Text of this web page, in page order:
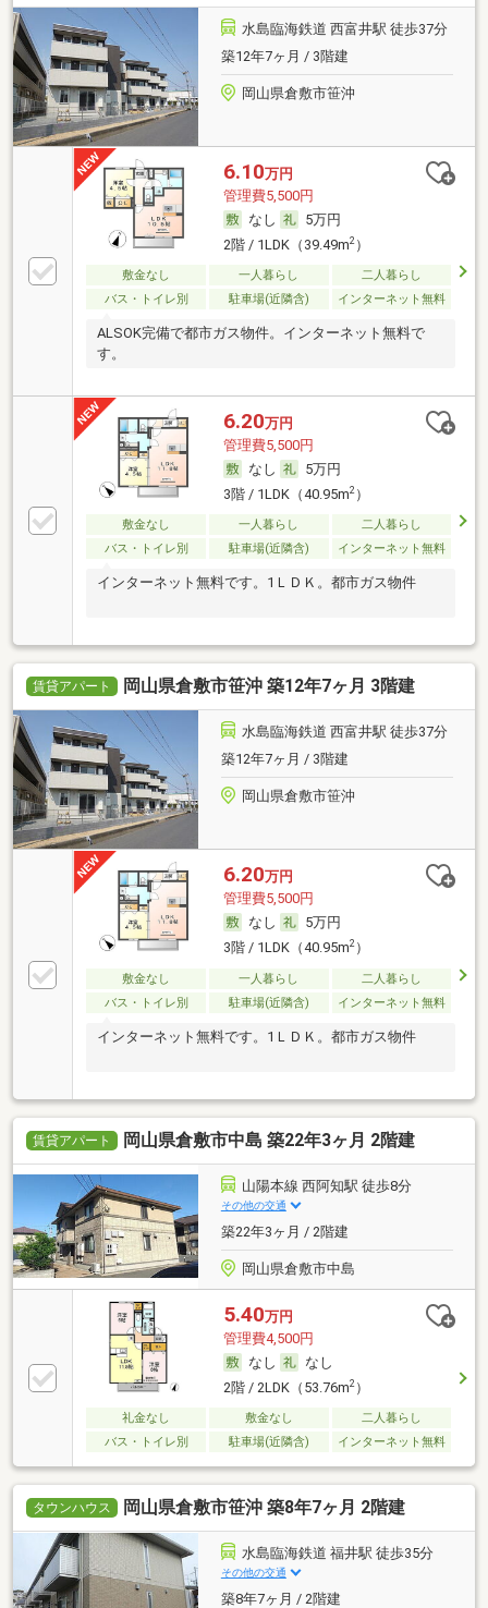
水島臨海鉄道 西富井駅 徒歩37分
築12年7ヶ月 / 3階建
岡山県倉敷市笹沖
6.10万円
管理費5,500円
なし
5万円
2階 / 1LDK（39.49m2）
敷金なし 一人暮らし
二人暮らし
バス・トイレ別
駐車場(近隣含) インターネット無料
ALSOK完備で都市ガス物件。インターネット無料で
す。
6.20万円
管理費5,500円
なし
5万円
3階 / 1LDK（40.95m2）
敷金なし 一人暮らし
二人暮らし
バス・トイレ別
駐車場(近隣含) インターネット無料
インターネット無料です。1ＬＤＫ。都市ガス物件
賃貸アパート 岡山県倉敷市笹沖 築12年7ヶ月 3階建
水島臨海鉄道 西富井駅 徒歩37分
築12年7ヶ月 / 3階建
岡山県倉敷市笹沖
6.20万円
管理費5,500円
なし
5万円
3階 / 1LDK（40.95m2）
敷金なし 一人暮らし
二人暮らし
バス・トイレ別
駐車場(近隣含) インターネット無料
インターネット無料です。1ＬＤＫ。都市ガス物件
賃貸アパート 岡山県倉敷市中島 築22年3ヶ月 2階建
山陽本線 西阿知駅 徒歩8分
その他の交通
築22年3ヶ月 / 2階建
岡山県倉敷市中島
5.40万円
管理費4,500円
なし
なし
2階 / 2LDK（53.76m2）
礼金なし 敷金なし
二人暮らし
バス・トイレ別
駐車場(近隣含) インターネット無料
タウンハウス 岡山県倉敷市笹沖 築8年7ヶ月 2階建
水島臨海鉄道 福井駅 徒歩35分
その他の交通
築8年7ヶ月 / 2階建